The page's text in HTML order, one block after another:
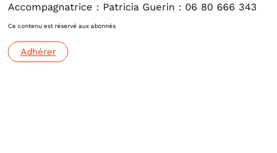
Accompagnatrice : Patricia Guerin : 06 80 666 343
Ce contenu est réservé aux abonnés
Adhérer